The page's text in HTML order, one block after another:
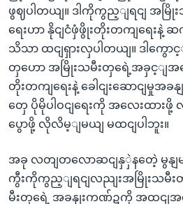
ဖွဈပါတယျ။ ဒါကိုကွည့ျရငျ အမြို
ရေးဟာ နိုငျငံဖှံဖွိုးတိုးတကျရေးနဲ့
သိသာ ထငျရှားလှပါတယျ။ ဒါကွော
တှဟော အမြိုးသမီးတှရေဲ့အခှင့ျအရ
တိုးတကျရေးနဲ့ ခေါငျးဆောငျမှုအ
တှေ ပိုမိုပါဝငျရေးကို အလေးထား
ပွောဖို့ လိုလိမ့ျမယျ မထငျပါဘူး။
အခု လတျတလောဆငျနှှဲနတေဲ့ မွနျမ
ကွီးကိုကွည့ျရငျလညျးအမြိုးသမီးတှ
မီးတှရေဲ့ အခနျးကဏ်ဍကို အထငျအရှ